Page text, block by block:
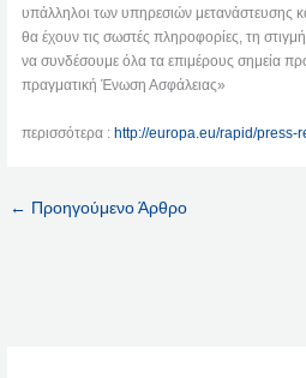
υπάλληλοι των υπηρεσιών μετανάστευσης
θα έχουν τις σωστές πληροφορίες, τη
να συνδέσουμε όλα τα επιμέρους σημεία
πραγματική Ένωση Ασφάλειας»
περισσότερα :http://europa.eu/rapid/
← Προηγούμενο Άρθρο